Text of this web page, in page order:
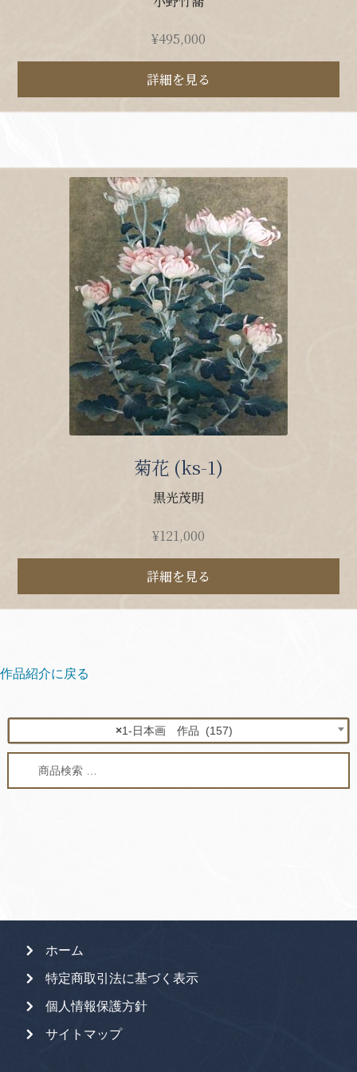
¥495,000
詳細を見る
菊花 (ks-1)
黒光茂明
¥121,000
詳細を見る
作品紹介に戻る
×1-日本画 作品 (157)
ホーム
特定商取引法に基づく表示
個人情報保護方針
サイトマップ